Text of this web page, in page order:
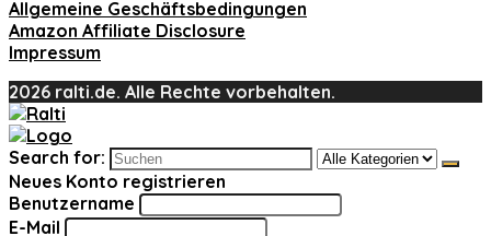
Allgemeine Geschäftsbedingungen
Amazon Affiliate Disclosure
Impressum
2026 ralti.de. Alle Rechte vorbehalten.
Search for:
Neues Konto registrieren
Benutzername
E-Mail